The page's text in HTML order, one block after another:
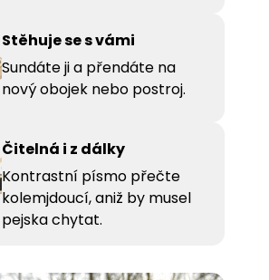
Stěhuje se s vámi
Sundáte ji a přendáte na
nový obojek nebo postroj.
Čitelná i z dálky
Kontrastní písmo přečte
kolemjdoucí, aniž by musel
pejska chytat.